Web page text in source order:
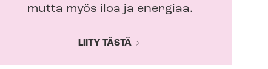
mutta myös iloa ja energiaa.
LIITY TÄSTÄ